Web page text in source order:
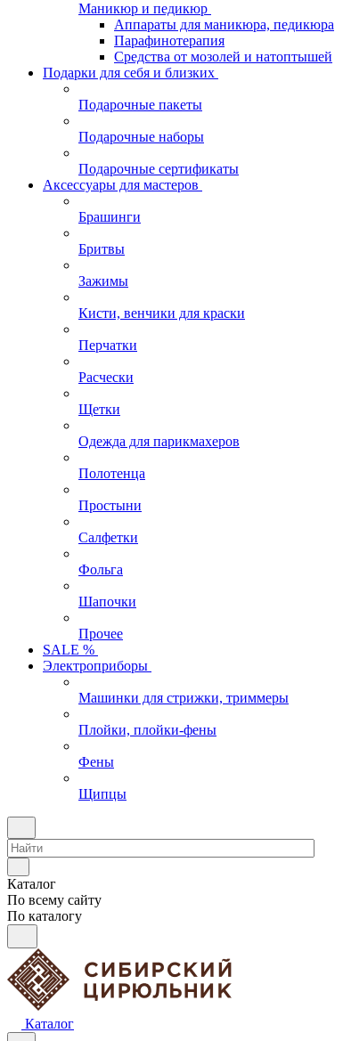
Маникюр и педикюр
Аппараты для маникюра, педикюра
Парафинотерапия
Средства от мозолей и натоптышей
Подарки для себя и близких
Подарочные пакеты
Подарочные наборы
Подарочные сертификаты
Аксессуары для мастеров
Брашинги
Бритвы
Зажимы
Кисти, венчики для краски
Перчатки
Расчески
Щетки
Одежда для парикмахеров
Полотенца
Простыни
Салфетки
Фольга
Шапочки
Прочее
SALE %
Электроприборы
Машинки для стрижки, триммеры
Плойки, плойки-фены
Фены
Щипцы
Каталог
По всему сайту
По каталогу
Каталог